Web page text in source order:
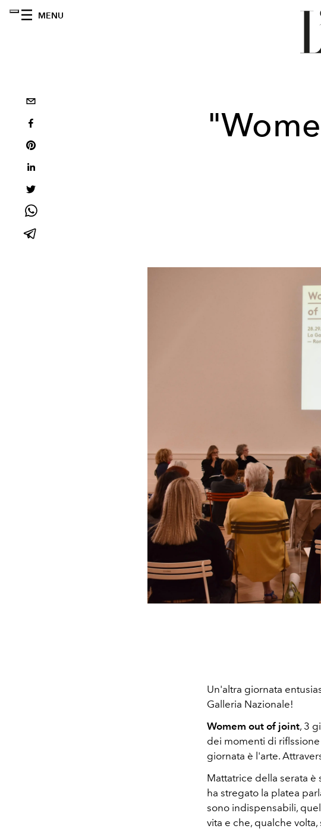
MENU
Un'altra giornata
Galleria Nazionale!
Womem out of joint, 3
dei momenti di
giornata è l'arte.
Mattatrice della serata
ha stregato la platea
sono indispensabili,
vita e che, qualche volta,